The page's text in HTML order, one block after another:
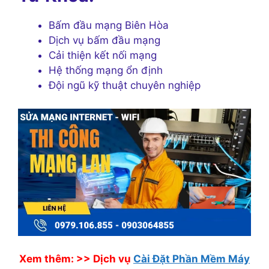
Bấm đầu mạng Biên Hòa
Dịch vụ bấm đầu mạng
Cải thiện kết nối mạng
Hệ thống mạng ổn định
Đội ngũ kỹ thuật chuyên nghiệp
Xem thêm: >> Dịch vụ Cài Đặt Phần Mềm Máy